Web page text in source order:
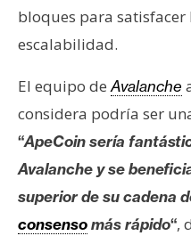
bloques para satisfacer
escalabilidad.
El equipo deAvalanche
considera podría ser
“ApeCoin sería
Avalanche y se
superior de su cadena
consensomás rápido“,